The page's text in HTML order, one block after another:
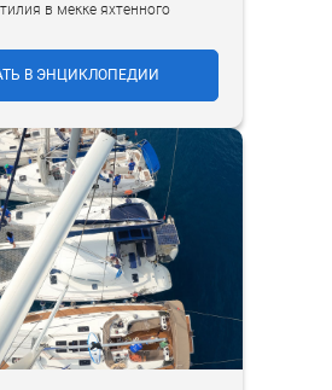
в мекке яхтенного
В ЭНЦИКЛОПЕДИИ